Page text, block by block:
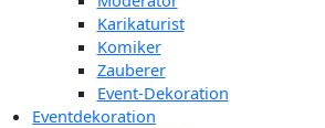
Karikaturist
Komiker
Zauberer
Event-Dekoration
Eventdekoration